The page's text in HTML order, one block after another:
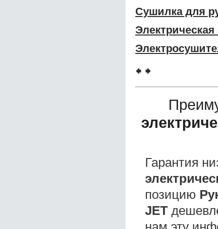
Сушилка для
🠸 🠺
Гарантия
позицию
JET